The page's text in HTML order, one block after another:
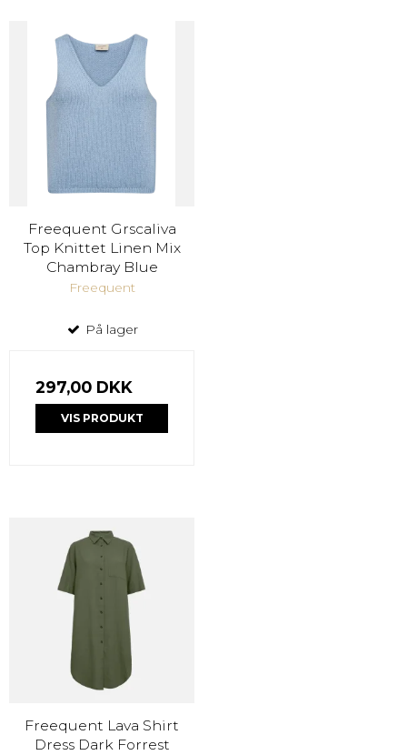
Freequent Grscaliva
Top Knittet Linen Mix
Chambray Blue
Freequent
På lager
297,00 DKK
VIS PRODUKT
Freequent Lava Shirt
Dress Dark Forrest